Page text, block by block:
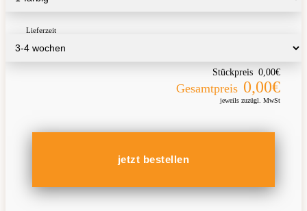
Lieferzeit
Stückpreis 0,00€
Gesamtpreis 0,00€
jeweils zuzügl. MwSt